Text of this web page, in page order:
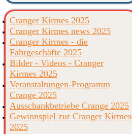
Cranger Kirmes 2025
Cranger Kirmes news 2025
Cranger Kirmes - die
Fahrgeschäfte 2025
Bilder - Videos - Cranger
Kirmes 2025
Veranstaltungen-Programm
Crange 2025
Ausschankbetriebe Crange 2025
Gewinnspiel zur Cranger Kirmes
2025